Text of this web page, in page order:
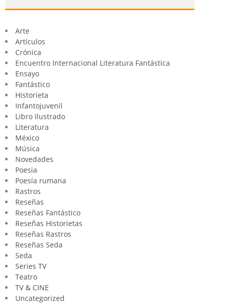
Arte
Artículos
Crónica
Encuentro Internacional Literatura Fantástica
Ensayo
Fantástico
Historieta
Infantojuvenil
Libro Ilustrado
Literatura
México
Música
Novedades
Poesia
Poesía rumana
Rastros
Reseñas
Reseñas Fantástico
Reseñas Historietas
Reseñas Rastros
Reseñas Seda
Seda
Series TV
Teatro
TV & CINE
Uncategorized